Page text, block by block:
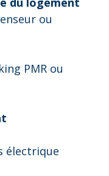
ou
PMR ou
électrique